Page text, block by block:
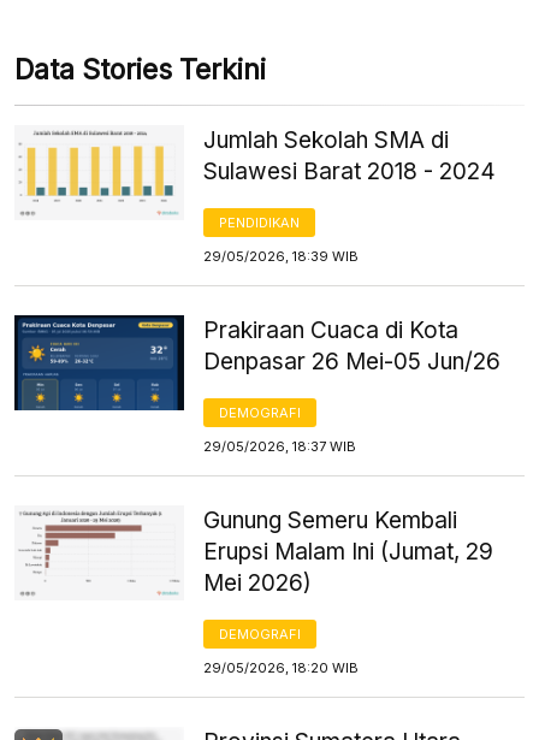
Data Stories Terkini
Jumlah Sekolah SMA di
Sulawesi Barat 2018 - 2024
PENDIDIKAN
29/05/2026, 18:39 WIB
Prakiraan Cuaca di Kota
Denpasar 26 Mei-05 Jun/26
DEMOGRAFI
29/05/2026, 18:37 WIB
Gunung Semeru Kembali
Erupsi Malam Ini (Jumat, 29
Mei 2026)
DEMOGRAFI
29/05/2026, 18:20 WIB